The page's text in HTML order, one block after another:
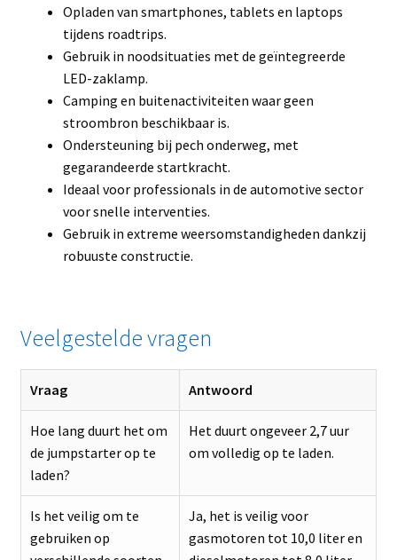
Opladen van smartphones, tablets en laptops
tijdens roadtrips.
Gebruik in noodsituaties met de geïntegreerde
LED-zaklamp.
Camping en buitenactiviteiten waar geen
stroombron beschikbaar is.
Ondersteuning bij pech onderweg, met
gegarandeerde startkracht.
Ideaal voor professionals in de automotive sector
voor snelle interventies.
Gebruik in extreme weersomstandigheden dankzij
robuuste constructie.
Veelgestelde vragen
Vraag Antwoord
Hoe lang duurt het om
de jumpstarter op te
laden?
Het duurt ongeveer 2,7 uur
om volledig op te laden.
Is het veilig om te
gebruiken op
Ja, het is veilig voor
gasmotoren tot 10,0 liter en